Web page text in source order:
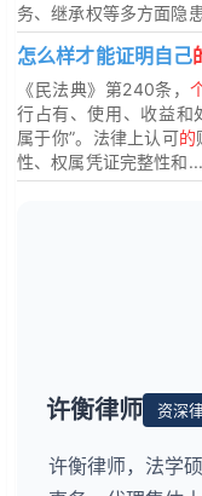
务、继承权等多方面隐
怎么样才能证明自己
《民法典》第240条，
行占有、使用、收益和
属于你”。法律上认可的
性、权属凭证完整性和...
许衡律师 资深
许衡律师，法学